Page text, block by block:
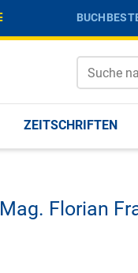
ZEITSCHRIFTEN
Mag. Florian